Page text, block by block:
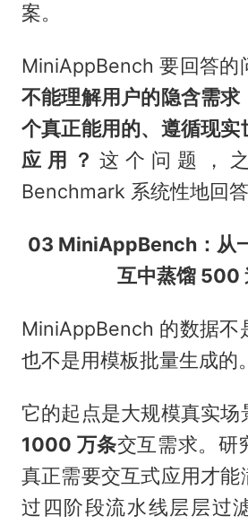
案。
MiniAppBench 要回答的
不能理解用户的隐含需求
个真正能用的、遵循现实
应用？这个问题，
Benchmark 系统性地回答
03 MiniAppBench：从
互中蒸馏 500
MiniAppBench 的数据不
也不是用模板批量生成的。
它的起点是大规模真实场
1000 万条交互需求。研
真正需要交互式应用才能
过四阶段流水线层层过